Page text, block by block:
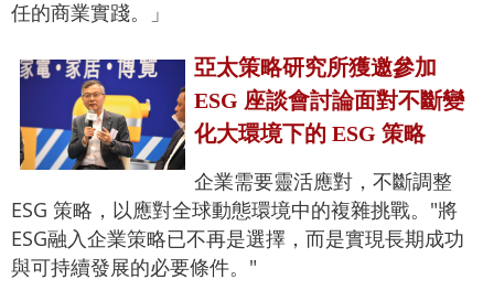
任的商業實踐。」
亞太策略研究所獲邀參加
ESG 座談會討論面對不斷變
化大環境下的 ESG 策略
企業需要靈活應對，不斷調整
ESG 策略，以應對全球動態環境中的複雜挑戰。"將
ESG融入企業策略已不再是選擇，而是實現長期成功
與可持續發展的必要條件。"